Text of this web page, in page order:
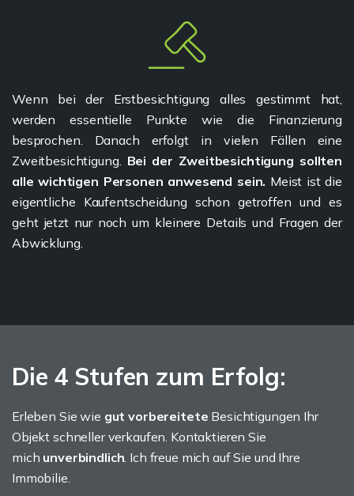
Wenn bei der Erstbesichtigung alles gestimmt hat,
werden essentielle Punkte wie die Finanzierung
besprochen. Danach erfolgt in vielen Fällen eine
Zweitbesichtigung. Bei der Zweitbesichtigung sollten
alle wichtigen Personen anwesend sein. Meist ist die
eigentliche Kaufentscheidung schon getroffen und es
geht jetzt nur noch um kleinere Details und Fragen der
Abwicklung.
Die 4 Stufen zum Erfolg:
Erleben Sie wie gut vorbereitete Besichtigungen Ihr
Objekt schneller verkaufen. Kontaktieren Sie
mich unverbindlich. Ich freue mich auf Sie und Ihre
Immobilie.